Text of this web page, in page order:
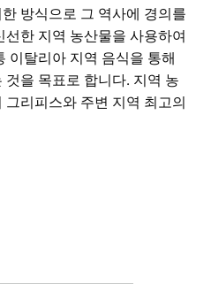
방식으로 그 역사에 경의를
한 지역 농산물을 사용하여
이탈리아 지역 음식을 통해
을 목표로 합니다. 지역 농
리피스와 주변 지역 최고의
.
을 가진 세 명의 지역 주민
뱅크 건물에 자리 잡은 활
시피를 되살려냅니다. 모든